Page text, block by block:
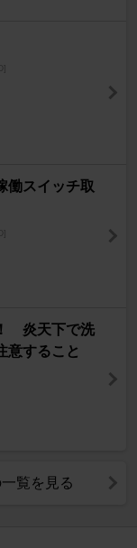
働スイッチ取
炎天下で洗
意すること
覧を見る